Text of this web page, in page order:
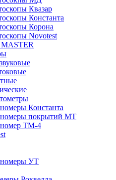
Квазар
Константа
Корона
Novotest
Константа
покрытий МТ
ТМ-4
УТ